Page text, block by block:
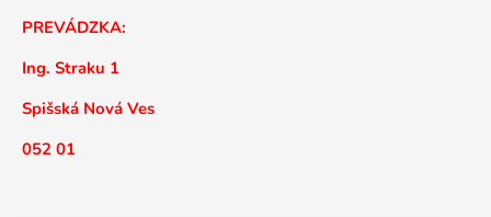
PREVÁDZKA:
Ing. Straku 1
Spišská Nová Ves
052 01